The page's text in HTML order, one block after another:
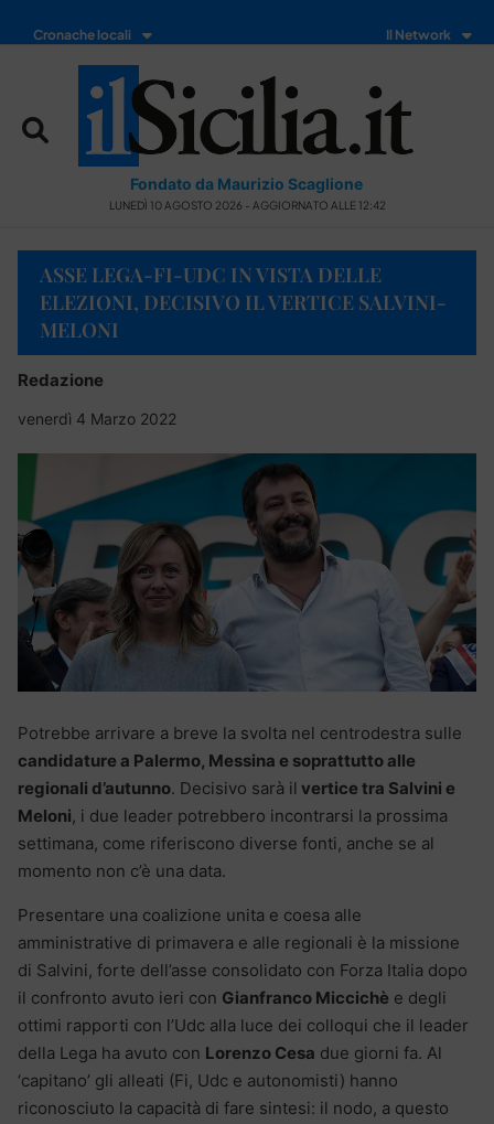
Cronache locali Il Network
Fondato da Maurizio Scaglione
LUNEDÌ 10 AGOSTO 2026 - AGGIORNATO ALLE 12:42
ASSE LEGA-FI-UDC IN VISTA DELLE
ELEZIONI, DECISIVO IL VERTICE SALVINI-
MELONI
Redazione
venerdì 4 Marzo 2022
Potrebbe arrivare a breve la svolta nel centrodestra sulle
candidature a Palermo, Messina e soprattutto alle
regionali d’autunno. Decisivo sarà il vertice tra Salvini e
Meloni, i due leader potrebbero incontrarsi la prossima
settimana, come riferiscono diverse fonti, anche se al
momento non c’è una data.
Presentare una coalizione unita e coesa alle
amministrative di primavera e alle regionali è la missione
di Salvini, forte dell’asse consolidato con Forza Italia dopo
il confronto avuto ieri con Gianfranco Miccichè e degli
ottimi rapporti con l’Udc alla luce dei colloqui che il leader
della Lega ha avuto con Lorenzo Cesa due giorni fa. Al
‘capitano’ gli alleati (Fi, Udc e autonomisti) hanno
riconosciuto la capacità di fare sintesi: il nodo, a questo